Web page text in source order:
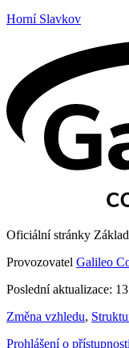
Horní Slavkov
Oficiální stránky
Provozovatel Galileo
Poslední aktualizace:
Změna vzhledu,
Prohlášení o přístupnosti